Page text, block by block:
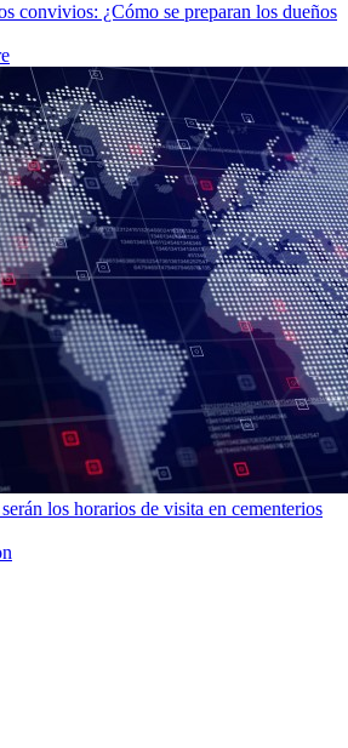
convivios: ¿Cómo se preparan los dueños
los horarios de visita en cementerios